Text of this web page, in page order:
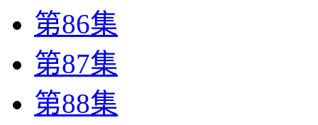
第86集
第87集
第88集